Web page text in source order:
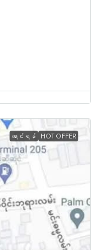
ရောင်းရန် HOT OFFER